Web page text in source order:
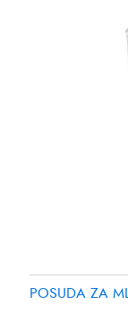
POSUDA ZA